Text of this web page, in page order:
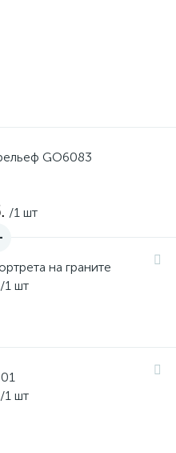
GO6083
/1 шт
на граните
/1 шт
/1 шт